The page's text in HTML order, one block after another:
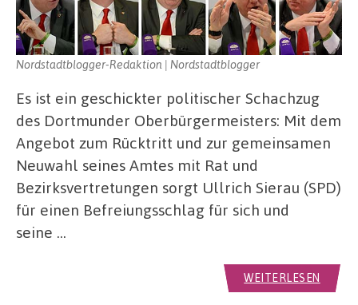
Nordstadtblogger-Redaktion | Nordstadtblogger
Es ist ein geschickter politischer Schachzug
des Dortmunder Oberbürgermeisters: Mit dem
Angebot zum Rücktritt und zur gemeinsamen
Neuwahl seines Amtes mit Rat und
Bezirksvertretungen sorgt Ullrich Sierau (SPD)
für einen Befreiungsschlag für sich und
seine …
WEITERLESEN